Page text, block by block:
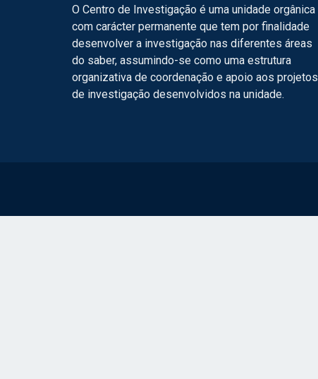
O Centro de Investigação é uma unidade orgânica
com carácter permanente que tem por finalidade
desenvolver a investigação nas diferentes áreas
do saber, assumindo-se como uma estrutura
organizativa de coordenação e apoio aos projetos
de investigação desenvolvidos na unidade.